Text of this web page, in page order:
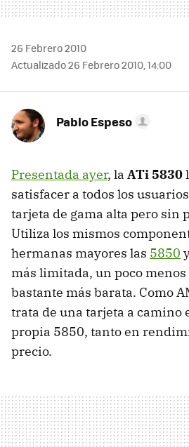
26 Febrero 2010
Actualizado 26 Febrero 2010, 14:00
Pablo Espeso
Presentada ayer, la ATi 5830
satisfacer a todos los
tarjeta de gama alta pero sin
Utiliza los mismos
hermanas mayores las 5850
más limitada, un poco menos
bastante más barata. Como
trata de una tarjeta a camino
propia 5850, tanto en
precio.